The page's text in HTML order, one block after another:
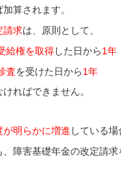
算されます。
請求は、原則として、
給権を取得した日から1年
査を受けた日から1年
ければできません。
が明らかに増進 している
、障害基礎年金の改定請